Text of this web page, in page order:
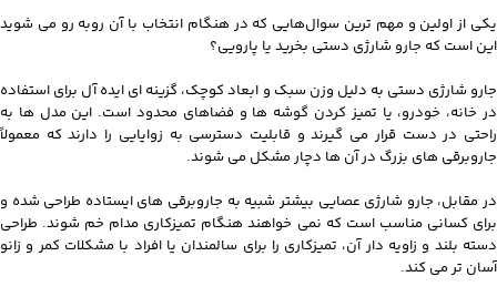
یکی از اولین و مهم‌ ترین سوال‌هایی که در هنگام انتخاب با آن روبه‌ رو می‌ شوید
این است که جارو شارژی دستی بخرید یا پارویی؟
جارو شارژی دستی به دلیل وزن سبک و ابعاد کوچک، گزینه‌ ای ایده‌ آل برای استفاده
در خانه، خودرو، یا تمیز کردن گوشه‌ ها و فضاهای محدود است. این مدل‌ ها به‌
راحتی در دست قرار می‌ گیرند و قابلیت دسترسی به زوایایی را دارند که معمولاً
جاروبرقی‌ های بزرگ در آن‌ ها دچار مشکل می‌ شوند.
در مقابل، جارو شارژی عصایی بیشتر شبیه به جاروبرقی‌ های ایستاده طراحی شده و
برای کسانی مناسب است که نمی‌ خواهند هنگام تمیزکاری مدام خم شوند. طراحی
دسته بلند و زاویه‌ دار آن، تمیزکاری را برای سالمندان یا افراد با مشکلات کمر و زانو
آسان‌ تر می‌ کند.